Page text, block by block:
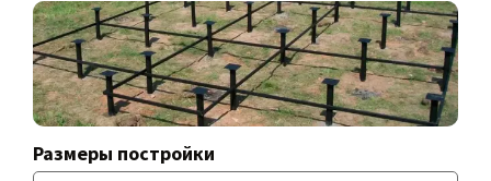
Размеры постройки